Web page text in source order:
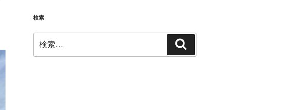
検索
索:
索